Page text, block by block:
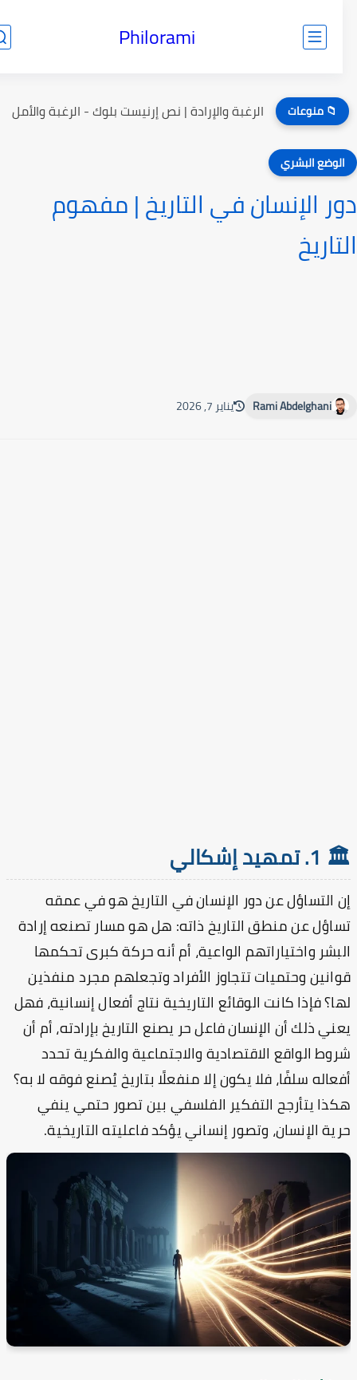
Philorami
📁 منوعات الرغبة والإرادة | نص إرنيست بلوك - الرغبة والأمل
البشري
الإنسان في التاريخ | مفهوم
Rami Abdelghani يناير 7, 2026
إشكالي
التساؤل عن دور الإنسان في التاريخ هو في عمقه
عن منطق التاريخ ذاته: هل هو مسار تصنعه إرادة
واختياراتهم الواعية، أم أنه حركة كبرى تحكمها
وحتميات تتجاوز الأفراد وتجعلهم مجرد منفذين
فإذا كانت الوقائع التاريخية نتاج أفعال إنسانية، فهل
ذلك أن الإنسان فاعل حر يصنع التاريخ بإرادته، أم أن
الواقع الاقتصادية والاجتماعية والفكرية تحدد
سلفًا، فلا يكون إلا منفعلًا بتاريخ يُصنع فوقه لا به؟
يتأرجح التفكير الفلسفي بين تصور حتمي ينفي
الإنسان، وتصور إنساني يؤكد فاعليته التاريخية.